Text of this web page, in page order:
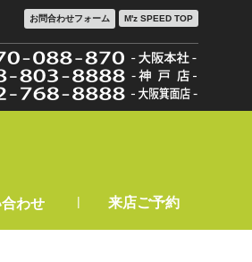
お問合わせフォーム M'z SPEED TOP
わせ | 来店ご予約